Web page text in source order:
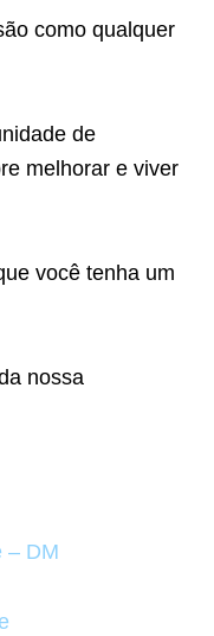
como qualquer
de
melhorar e viver
você tenha um
nossa
– DM